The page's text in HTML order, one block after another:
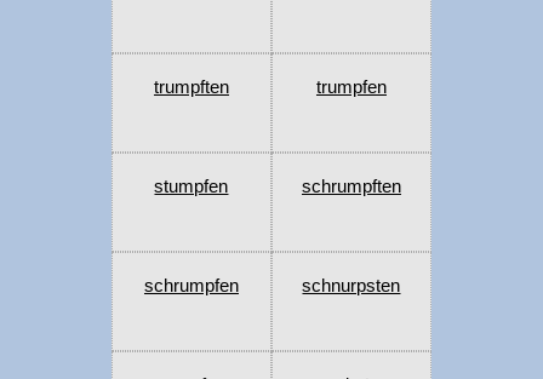
trumpften trumpfen
stumpfen schrumpften
schrumpfen schnurpsten